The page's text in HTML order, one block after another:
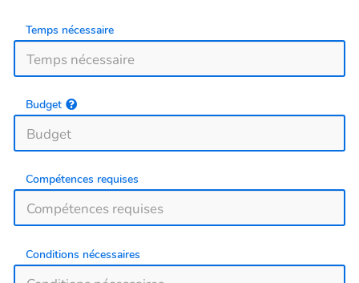
Temps nécessaire
Budget
Compétences requises
Conditions nécessaires